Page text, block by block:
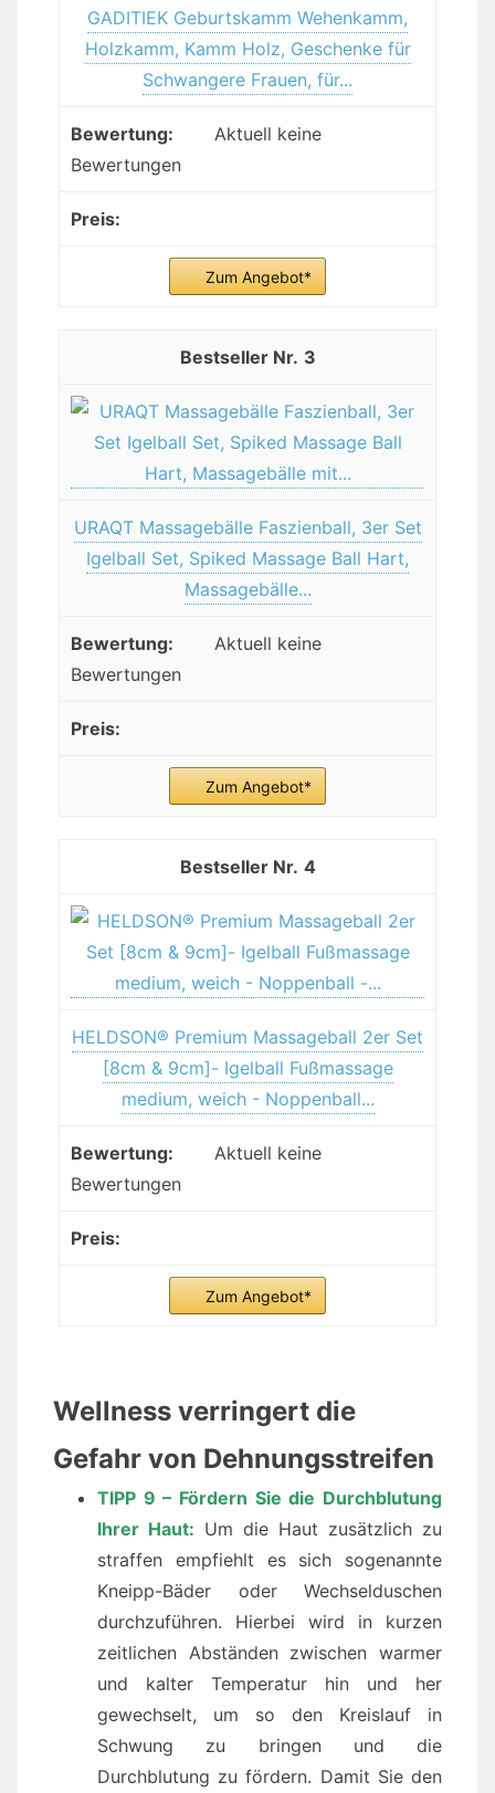
GADITIEK Geburtskamm Wehenkamm,
Holzkamm, Kamm Holz, Geschenke für
Schwangere Frauen, für...
Aktuell keine
Bewertungen
Zum Angebot*
3
URAQT Massagebälle Faszienball, 3er Set
Igelball Set, Spiked Massage Ball Hart,
Massagebälle...
Aktuell keine
Bewertungen
Zum Angebot*
4
HELDSON® Premium Massageball 2er Set
[8cm & 9cm]- Igelball Fußmassage
medium, weich - Noppenball...
Aktuell keine
Bewertungen
Zum Angebot*
Wellness verringert die
Gefahr von Dehnungsstreifen
TIPP 9 – Fördern Sie die Durchblutung
Ihrer Haut: Um die Haut zusätzlich zu
straffen empfiehlt es sich sogenannte
Kneipp-Bäder oder Wechselduschen
durchzuführen. Hierbei wird in kurzen
zeitlichen Abständen zwischen warmer
und kalter Temperatur hin und her
gewechselt, um so den Kreislauf in
Schwung zu bringen und die
Durchblutung zu fördern. Damit Sie den